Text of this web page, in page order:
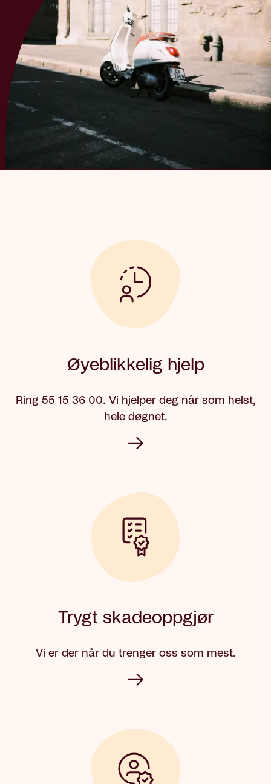
Øyeblikkelig hjelp
Ring 55 15 36 00. Vi hjelper deg når som helst,
hele døgnet.
Trygt skadeoppgjør
Vi er der når du trenger oss som mest.